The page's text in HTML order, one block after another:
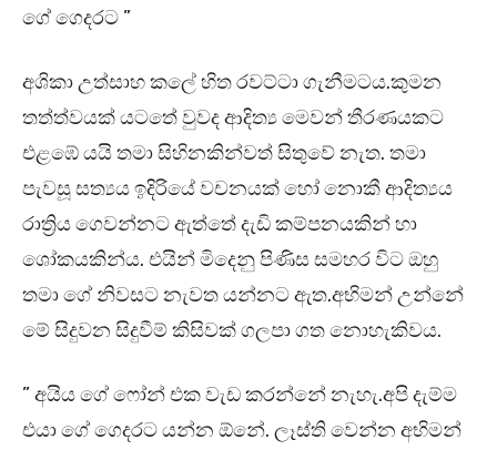
ගේ ගෙදරට ”
අශිකා උත්සාහ කලේ හිත රවට්ටා ගැනීමටය.කුමන
තත්ත්වයක් යටතේ වුවද ආදිත්‍ය මෙවන් තීරණයකට
එළඹේ යයි තමා සිහිනකින්වත් සිතුවේ නැත. තමා
පැවසූ සත්‍යය ඉදිරියේ වචනයක් හෝ නොකී ආදිත්‍යය
රාත්‍රිය ගෙවන්නට ඇත්තේ දැඩි කම්පනයකින් හා
ශෝකයකින්ය. එයින් මිදෙනු පිණිස සමහර විට ඔහු
තමා ගේ නිවසට නැවත යන්නට ඇත.අභිමන් උන්නේ
මේ සිදුවන සිදුවීම් කිසිවක් ගලපා ගත නොහැකිවය.
” අයිය ගේ ෆෝන් එක වැඩ කරන්නේ නැහැ.අපි දැම්ම
එයා ගේ ගෙදරට යන්න ඕනේ. ලෑස්ති වෙන්න අභිමන්